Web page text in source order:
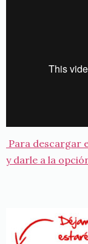
Para descargar
y darle a la